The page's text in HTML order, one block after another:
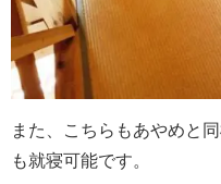
また、こちらもあやめと
も就寝可能です。